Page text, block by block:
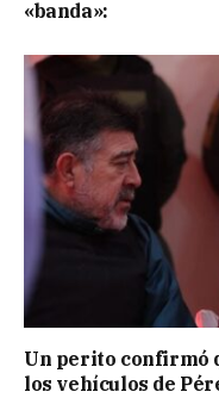
«banda»:
Un perito confirmó
los vehículos de